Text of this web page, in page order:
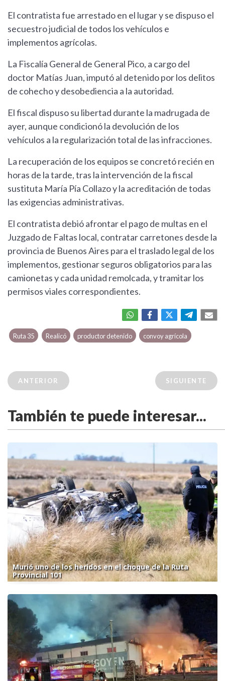
El contratista fue arrestado en el lugar y se dispuso el
secuestro judicial de todos los vehículos e
implementos agrícolas.
La Fiscalía General de General Pico, a cargo del
doctor Matías Juan, imputó al detenido por los delitos
de cohecho y desobediencia a la autoridad.
El fiscal dispuso su libertad durante la madrugada de
ayer, aunque condicionó la devolución de los
vehículos a la regularización total de las infracciones.
La recuperación de los equipos se concretó recién en
horas de la tarde, tras la intervención de la fiscal
sustituta María Pía Collazo y la acreditación de todas
las exigencias administrativas.
El contratista debió afrontar el pago de multas en el
Juzgado de Faltas local, contratar carretones desde la
provincia de Buenos Aires para el traslado legal de los
implementos, gestionar seguros obligatorios para las
camionetas y cada unidad remolcada, y tramitar los
permisos viales correspondientes.
Ruta 35 Realicó productor detenido convoy agrícola
ANTERIOR SIGUIENTE
También te puede interesar...
Murió uno de los heridos en el choque de la Ruta
Provincial 101